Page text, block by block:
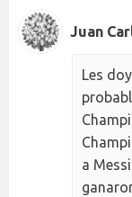
Juan
Les
a